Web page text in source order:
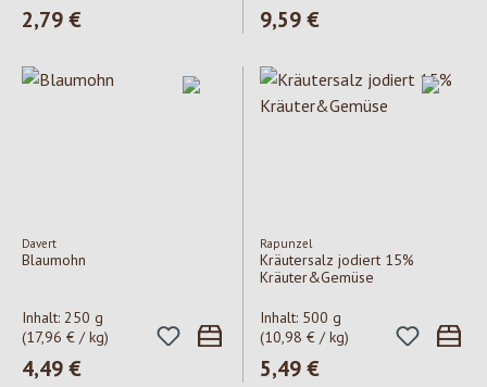
Regulärer Preis:
2,79 € Regulärer Preis:
9,59 €
Davert
Blaumohn
Inhalt: 250 g
(17,96 € / kg)
Regulärer Preis:
4,49 €
Rapunzel
Kräutersalz jodiert 15%
Kräuter&Gemüse
Inhalt: 500 g
(10,98 € / kg)
Regulärer Preis:
5,49 €